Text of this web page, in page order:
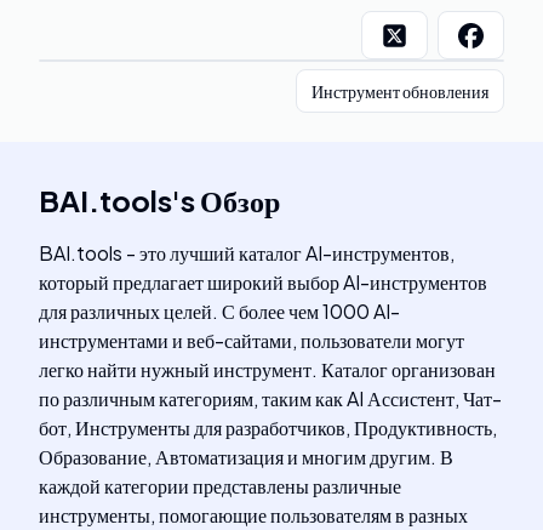
Инструмент обновления
BAI.tools'sОбзор
BAI.tools - это лучший каталог AI-инструментов,
который предлагает широкий выбор AI-инструментов
для различных целей. С более чем 1000 AI-
инструментами и веб-сайтами, пользователи могут
легко найти нужный инструмент. Каталог организован
по различным категориям, таким как AI Ассистент, Чат-
бот, Инструменты для разработчиков, Продуктивность,
Образование, Автоматизация и многим другим. В
каждой категории представлены различные
инструменты, помогающие пользователям в разных